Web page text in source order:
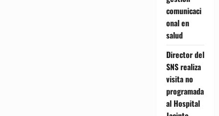
comunicaci
onal en
salud
Director del
SNS realiza
visita no
programada
al Hospital